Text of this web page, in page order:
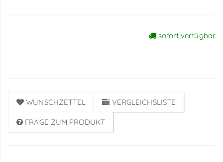
sofort verfügbar
WUNSCHZETTEL VERGLEICHSLISTE
FRAGE ZUM PRODUKT